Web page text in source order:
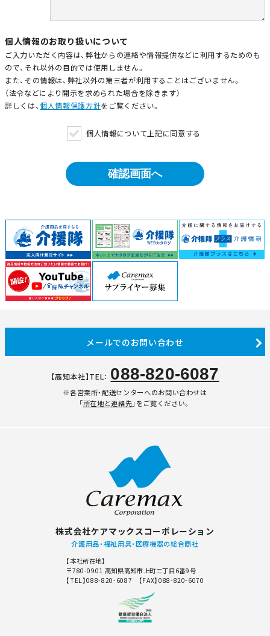
個人情報のお取り扱いについて
ご入力いただく内容は、弊社からの連絡や情報提供などに利用するためのも
ので、それ以外の目的では使用しません。
また、その情報は、弊社以外の第三者が利用することはございません。
（法令などにより開示を求められた場合を除きます）
詳しくは、個人情報保護方針をご覧ください。
個人情報について上記に同意する
メールでのお問い合わせ
【高知本社】TEL： 088-820-6087
※各営業所・配送センターへのお問い合わせは
「所在地と連絡先」をご覧ください。
株式会社ケアマックスコーポレーション
介護用品・福祉用具・医療機器の総合商社
【本社所在地】
〒780-0901 高知県高知市上町二丁目6番9号
【TEL】088-820-6087 【FAX】088-820-6070